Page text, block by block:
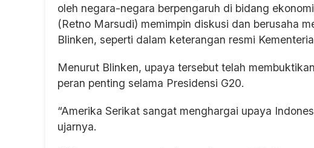
oleh negara-negara berpengaruh di bidang
(Retno Marsudi) memimpin diskusi dan berusaha
Blinken, seperti dalam keterangan resmi
Menurut Blinken, upaya tersebut telah
peran penting selama Presidensi G20.
“Amerika Serikat sangat menghargai upaya
ujarnya.